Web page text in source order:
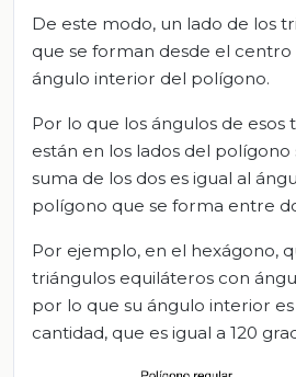
De este modo, un lado de los
que se forman desde el centro
ángulo interior del polígono.
Por lo que los ángulos de esos
están en los lados del polígono
suma de los dos es igual al
polígono que se forma entre
Por ejemplo, en el hexágono,
triángulos equiláteros con
por lo que su ángulo interior
cantidad, que es igual a 120